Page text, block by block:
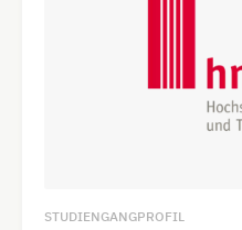
STUDIENGANGPROFIL